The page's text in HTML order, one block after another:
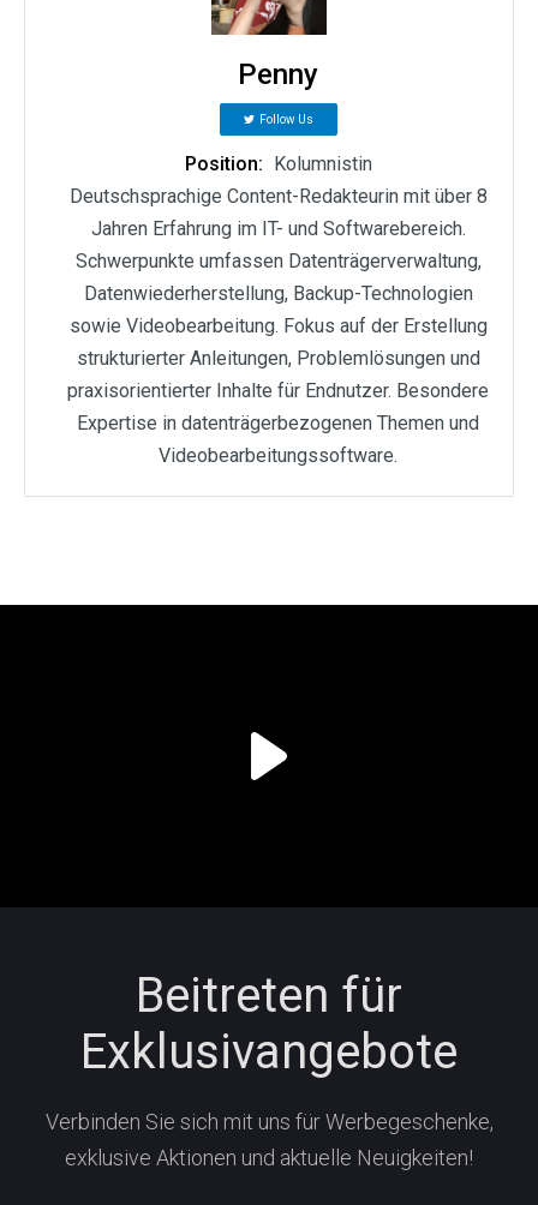
Penny
Follow Us
Position:
Kolumnistin
Deutschsprachige Content-Redakteurin mit über 8
Jahren Erfahrung im IT- und Softwarebereich.
Schwerpunkte umfassen Datenträgerverwaltung,
Datenwiederherstellung, Backup-Technologien
sowie Videobearbeitung. Fokus auf der Erstellung
strukturierter Anleitungen, Problemlösungen und
praxisorientierter Inhalte für Endnutzer. Besondere
Expertise in datenträgerbezogenen Themen und
Videobearbeitungssoftware.
Beitreten für
Exklusivangebote
Verbinden Sie sich mit uns für Werbegeschenke,
exklusive Aktionen und aktuelle Neuigkeiten!